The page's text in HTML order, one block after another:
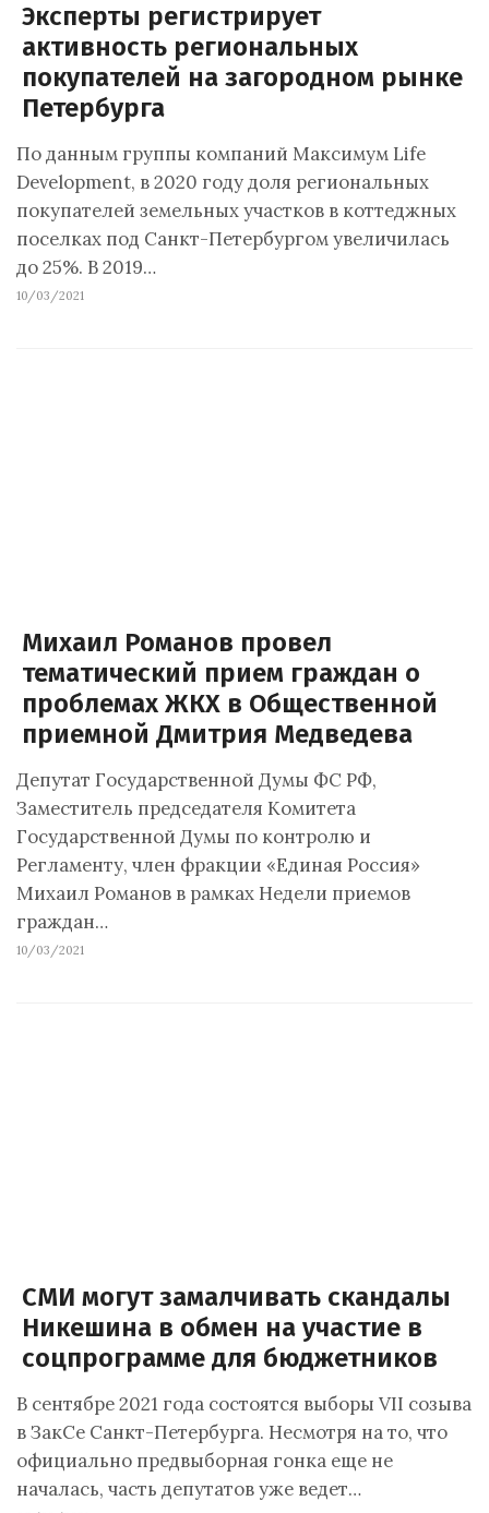
Эксперты регистрирует
активность региональных
покупателей на загородном рынке
Петербурга
По данным группы компаний Максимум Life
Development, в 2020 году доля региональных
покупателей земельных участков в коттеджных
поселках под Санкт-Петербургом увеличилась
до 25%. В 2019…
10/03/2021
Михаил Романов провел
тематический прием граждан о
проблемах ЖКХ в Общественной
приемной Дмитрия Медведева
Депутат Государственной Думы ФС РФ,
Заместитель председателя Комитета
Государственной Думы по контролю и
Регламенту, член фракции «Единая Россия»
Михаил Романов в рамках Недели приемов
граждан…
10/03/2021
СМИ могут замалчивать скандалы
Никешина в обмен на участие в
соцпрограмме для бюджетников
В сентябре 2021 года состоятся выборы VII созыва
в ЗакСе Санкт-Петербурга. Несмотря на то, что
официально предвыборная гонка еще не
началась, часть депутатов уже ведет…